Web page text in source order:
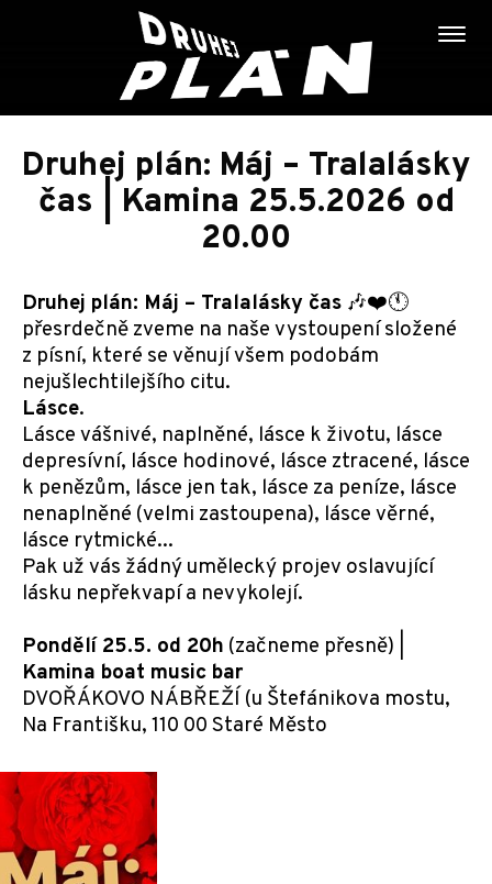
Druhej plán: Máj – Tralalásky
čas | Kamina 25.5.2026 od
20.00
Druhej plán: Máj – Tralalásky čas 🎶❤️🕚
přesrdečně zveme na naše vystoupení složené
z písní, které se věnují všem podobám
nejušlechtilejšího citu.
Lásce.
Lásce vášnivé, naplněné, lásce k životu, lásce
depresívní, lásce hodinové, lásce ztracené, lásce
k penězům, lásce jen tak, lásce za peníze, lásce
nenaplněné (velmi zastoupena), lásce věrné,
lásce rytmické...
Pak už vás žádný umělecký projev oslavující
lásku nepřekvapí a nevykolejí.
Pondělí 25.5. od 20h (začneme přesně) |
Kamina boat music bar
DVOŘÁKOVO NÁBŘEŽÍ (u Štefánikova mostu,
Na Františku, 110 00 Staré Město